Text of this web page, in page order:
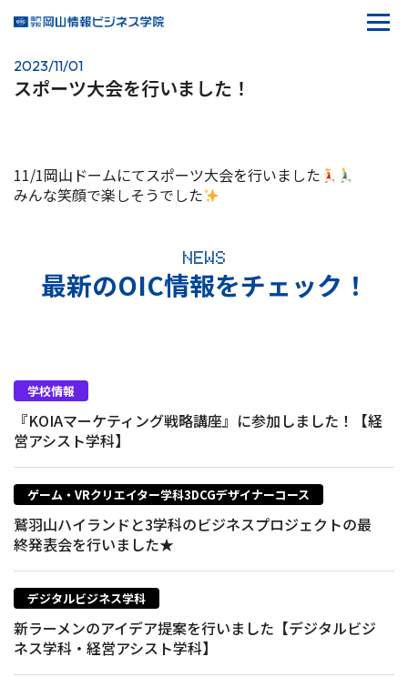
2023/11/01
スポーツ大会を行いました！
11/1岡山ドームにてスポーツ大会を行いました
みんな笑顔で楽しそうでした
NEWS
最新のOIC情報をチェック！
学校情報
『KOIAマーケティング戦略講座』に参加しました！【経
営アシスト学科】
ゲーム・VRクリエイター学科3DCGデザイナーコース
鷲羽山ハイランドと3学科のビジネスプロジェクトの最
終発表会を行いました★
デジタルビジネス学科
新ラーメンのアイデア提案を行いました【デジタルビジ
ネス学科・経営アシスト学科】